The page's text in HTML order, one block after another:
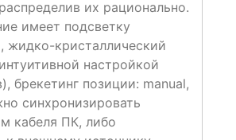
их рационально.
имеет подсветку
жидко-кристаллический
настройкой
брекетинг позиции: manual,
синхронизировать
кабеля ПК, либо